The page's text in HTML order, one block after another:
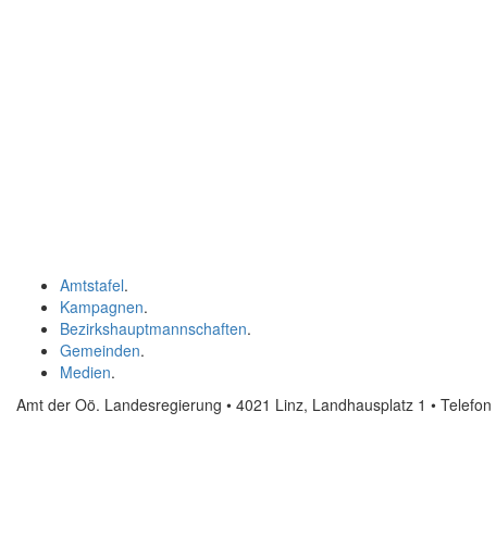
Amtstafel.
Kampagnen.
Bezirkshauptmannschaften.
Gemeinden.
Medien.
Amt der Oö. Landesregierung • 4021 Linz, Landhausplatz 1 • Telefon